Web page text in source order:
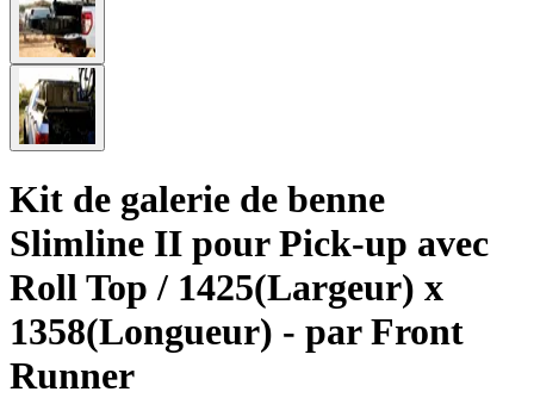
Kit de galerie de benne
Slimline II pour Pick-up avec
Roll Top / 1425(Largeur) x
1358(Longueur) - par Front
Runner